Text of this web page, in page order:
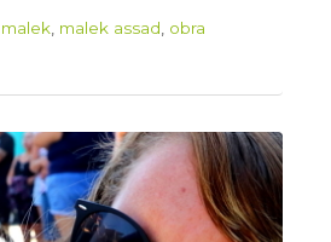
malek malek assad obra